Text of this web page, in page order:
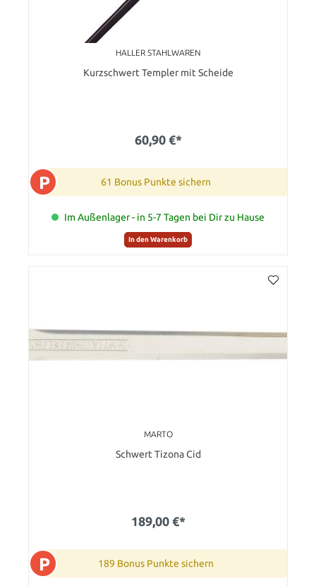
HALLER STAHLWAREN
Kurzschwert Templer mit Scheide
60,90 €*
P 61 Bonus Punkte sichern
Im Außenlager - in 5-7 Tagen bei Dir zu Hause
In den Warenkorb
MARTO
Schwert Tizona Cid
189,00 €*
P 189 Bonus Punkte sichern